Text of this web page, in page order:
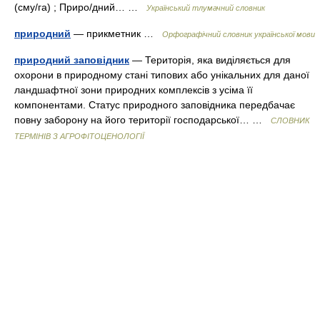
(сму/га) ; Приро/дний… …
Український тлумачний словник
природний — прикметник … Орфографічний словник української мови
природний заповідник — Територія, яка виділяється для
охорони в природному стані типових або унікальних для даної
ландшафтної зони природних комплексів з усіма її
компонентами. Статус природного заповідника передбачає
повну заборону на його території господарської… …
СЛОВНИК
ТЕРМІНІВ З АГРОФІТОЦЕНОЛОГІЇ